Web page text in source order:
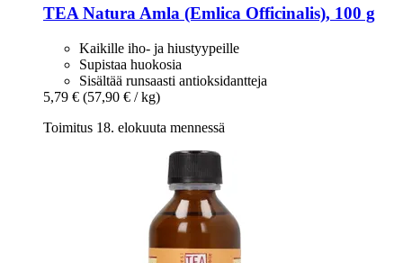
TEA NaturaAmla (Emlica Officinalis), 100 g
Kaikille iho- ja hiustyypeille
Supistaa huokosia
Sisältää runsaasti antioksidantteja
5,79 € (57,90 € / kg)
Toimitus 18. elokuuta mennessä